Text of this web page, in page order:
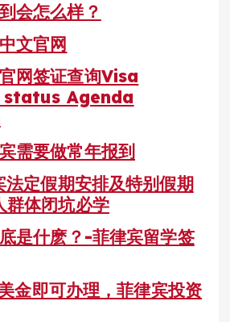
会怎么样？
文官网
网签证查询Visa
Agenda
需要做常年报到
定假期安排及特别假期
群体闭坑必学
是什麽？-菲律宾留学签
金即可办理，菲律宾投资